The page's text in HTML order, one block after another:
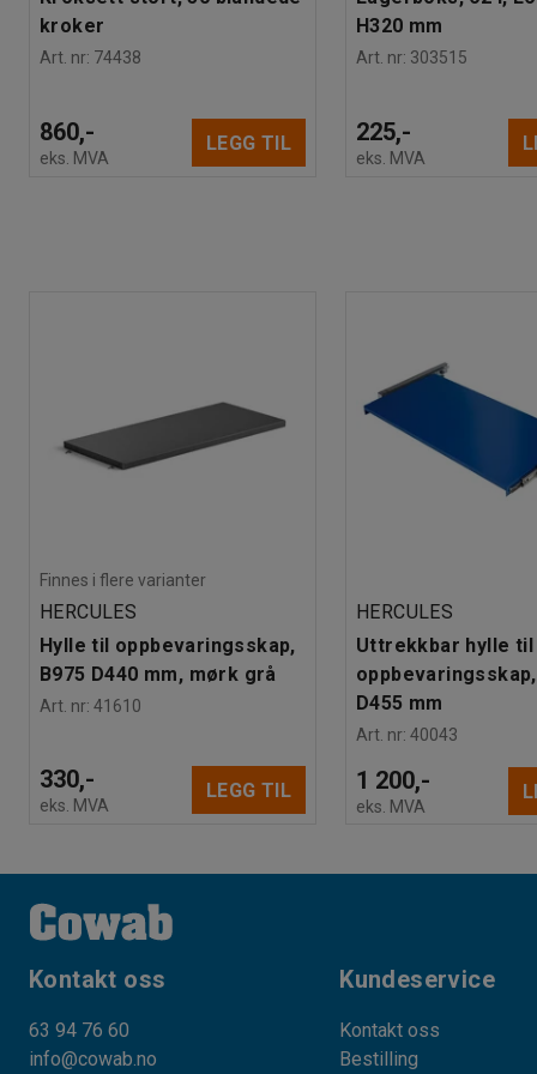
kroker
Art. nr: 74438
860,-
eks. MVA
LEGG TIL
H320 mm
Art. nr: 303515
225,-
eks. MVA
Finnes i flere varianter
HERCULES
Hylle til oppbevaringsskap,
B975 D440 mm, mørk grå
Art. nr: 41610
330,-
eks. MVA
LEGG TIL
HERCULES
Uttrekkbar hylle til
oppbevaringsskap,
D455 mm
Art. nr: 40043
1 200,-
eks. MVA
Kontakt oss
63 94 76 60
info@cowab.no
Kundeservice
Kontakt oss
Bestilling